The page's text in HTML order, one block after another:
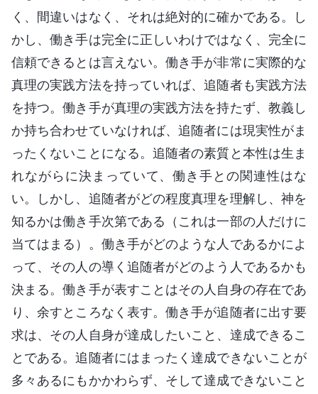
く、間違いはなく、それは絶対的に確かである。し
かし、働き手は完全に正しいわけではなく、完全に
信頼できるとは言えない。働き手が非常に実際的な
真理の実践方法を持っていれば、追随者も実践方法
を持つ。働き手が真理の実践方法を持たず、教義し
か持ち合わせていなければ、追随者には現実性がま
ったくないことになる。追随者の素質と本性は生ま
れながらに決まっていて、働き手との関連性はな
い。しかし、追随者がどの程度真理を理解し、神を
知るかは働き手次第である（これは一部の人だけに
当てはまる）。働き手がどのような人であるかによ
って、その人の導く追随者がどのよう人であるかも
決まる。働き手が表すことはその人自身の存在であ
り、余すところなく表す。働き手が追随者に出す要
求は、その人自身が達成したいこと、達成できるこ
とである。追随者にはまったく達成できないことが
多々あるにもかかわらず、そして達成できないこと